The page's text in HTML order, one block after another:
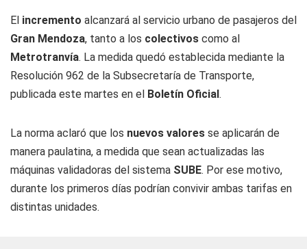
El incremento alcanzará al servicio urbano de pasajeros del
Gran Mendoza, tanto a los colectivos como al
Metrotranvía. La medida quedó establecida mediante la
Resolución 962 de la Subsecretaría de Transporte,
publicada este martes en el Boletín Oficial.
La norma aclaró que los nuevos valores se aplicarán de
manera paulatina, a medida que sean actualizadas las
máquinas validadoras del sistema SUBE. Por ese motivo,
durante los primeros días podrían convivir ambas tarifas en
distintas unidades.